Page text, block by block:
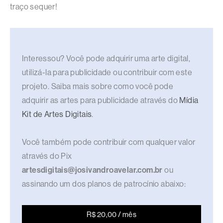
traço sequer!
Interessou? Você pode adquirir uma arte digital,
utilizá-la para publicidade ou contribuir com este
projeto. Saiba mais sobre como você pode
adquirir as artes para publicidade através do Mídia
Kit de Artes Digitais.
Você também pode contribuir com qualquer valor
através do Pix
artesdigitais@josivandroavelar.com.br ou
assinando um dos planos de patrocínio abaixo:
R$ 20,00 / mês